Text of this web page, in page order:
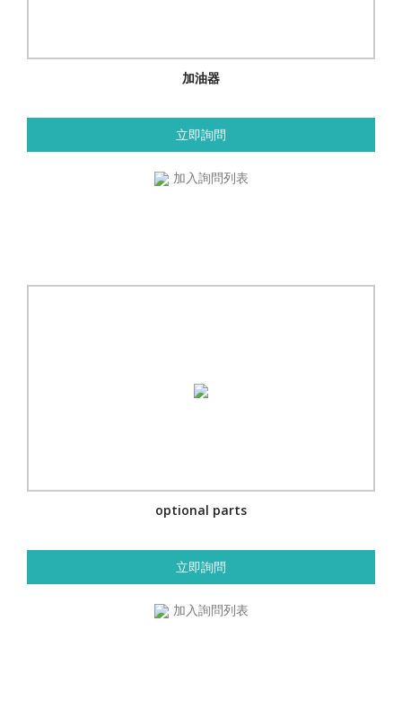
加油器
立即詢問
加入詢問列表
optional parts
立即詢問
加入詢問列表